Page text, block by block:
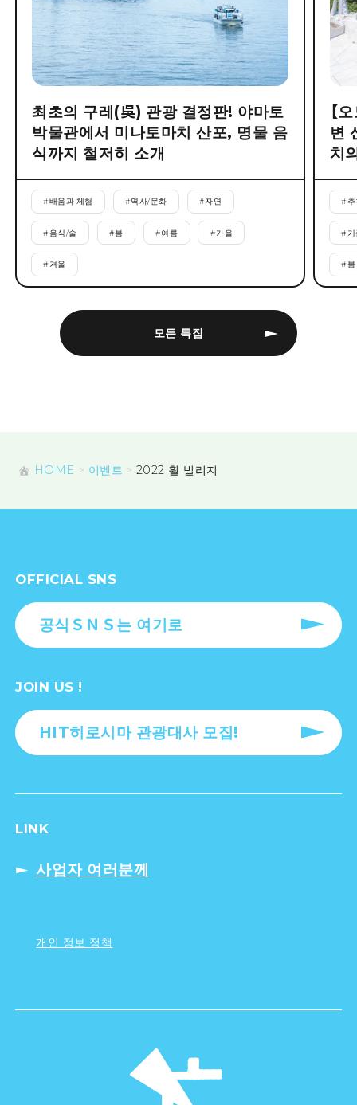
모든 특집
최초의 구레(吳) 관광 결정판! 야마토
박물관에서 미나토마치 산포, 명물 음
식까지 철저히 소개
#배움과 체험 #역사/문화 #자연
#음식/술 #봄 #여름 #가을
# 겨울
【
변
치
#
#
#봄
HOME 이벤트 2022 휠 빌리지
OFFICIAL SNS
공식ＳＮＳ는 여기로
JOIN US !
HIT히로시마 관광대사 모집!
LINK
사업자 여러분께
개인 정보 정책